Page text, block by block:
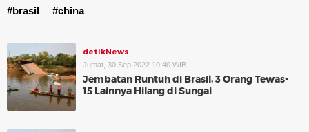
#brasil
#china
detikNews
Jumat, 30 Sep 2022 10:40 WIB
Jembatan Runtuh di Brasil, 3 Orang Tewas-
15 Lainnya Hilang di Sungai